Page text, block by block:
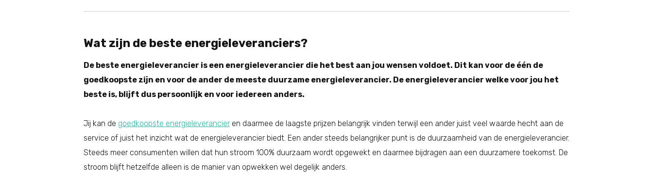
Wat zijn de beste energieleveranciers?
De beste energieleverancier is een energieleverancier die het best aan jou wensen voldoet. Dit kan voor de één de
goedkoopste zijn en voor de ander de meeste duurzame energieleverancier. De energieleverancier welke voor jou het
beste is, blijft dus persoonlijk en voor iedereen anders.
Jij kan de goedkoopste energieleverancier en daarmee de laagste prijzen belangrijk vinden terwijl een ander juist veel waarde hecht aan de
service of juist het inzicht wat de energieleverancier biedt. Een ander steeds belangrijker punt is de duurzaamheid van de energieleverancier.
Steeds meer consumenten willen dat hun stroom 100% duurzaam wordt opgewekt en daarmee bijdragen aan een duurzamere toekomst. De
stroom blijft hetzelfde alleen is de manier van opwekken wel degelijk anders.